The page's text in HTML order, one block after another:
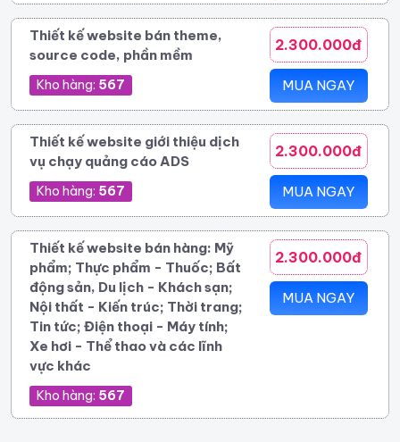
Thiết kế website bán theme,
source code, phần mềm
Kho hàng: 567
2.300.000đ
MUA NGAY
Thiết kế website giới thiệu dịch
vụ chạy quảng cáo ADS
Kho hàng: 567
2.300.000đ
MUA NGAY
Thiết kế website bán hàng: Mỹ
phẩm; Thực phẩm - Thuốc; Bất
động sản, Du lịch - Khách sạn;
Nội thất - Kiến trúc; Thời trang;
Tin tức; Điện thoại - Máy tính;
Xe hơi - Thể thao và các lĩnh
vực khác
Kho hàng: 567
2.300.000đ
MUA NGAY